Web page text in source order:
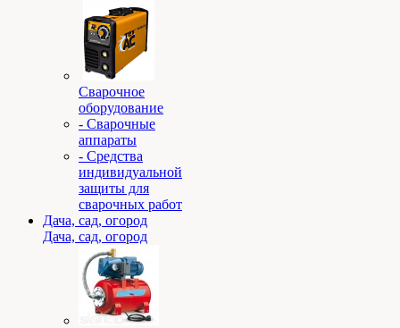
Сварочное
оборудование
- Сварочные
аппараты
- Средства
индивидуальной
защиты для
сварочных работ
Дача, сад, огород
Дача, сад, огород